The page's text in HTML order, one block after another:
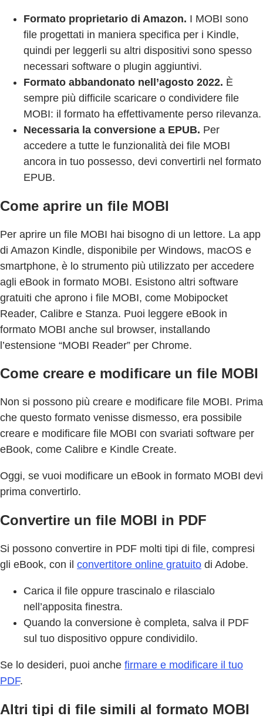
Formato proprietario di Amazon. I MOBI sono
file progettati in maniera specifica per i Kindle,
quindi per leggerli su altri dispositivi sono spesso
necessari software o plugin aggiuntivi.
Formato abbandonato nell’agosto 2022. È
sempre più difficile scaricare o condividere file
MOBI: il formato ha effettivamente perso rilevanza.
Necessaria la conversione a EPUB. Per
accedere a tutte le funzionalità dei file MOBI
ancora in tuo possesso, devi convertirli nel formato
EPUB.
Come aprire un file MOBI
Per aprire un file MOBI hai bisogno di un lettore. La app
di Amazon Kindle, disponibile per Windows, macOS e
smartphone, è lo strumento più utilizzato per accedere
agli eBook in formato MOBI. Esistono altri software
gratuiti che aprono i file MOBI, come Mobipocket
Reader, Calibre e Stanza. Puoi leggere eBook in
formato MOBI anche sul browser, installando
l’estensione “MOBI Reader” per Chrome.
Come creare e modificare un file MOBI
Non si possono più creare e modificare file MOBI. Prima
che questo formato venisse dismesso, era possibile
creare e modificare file MOBI con svariati software per
eBook, come Calibre e Kindle Create.
Oggi, se vuoi modificare un eBook in formato MOBI devi
prima convertirlo.
Convertire un file MOBI in PDF
Si possono convertire in PDF molti tipi di file, compresi
gli eBook, con il convertitore online gratuito di Adobe.
Carica il file oppure trascinalo e rilascialo
nell’apposita finestra.
Quando la conversione è completa, salva il PDF
sul tuo dispositivo oppure condividilo.
Se lo desideri, puoi anche firmare e modificare il tuo
PDF.
Altri tipi di file simili al formato MOBI